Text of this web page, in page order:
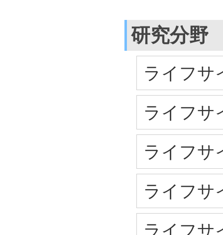
研究分野
ライフサ
ライフサ
ライフサ
ライフサ
ライフサ